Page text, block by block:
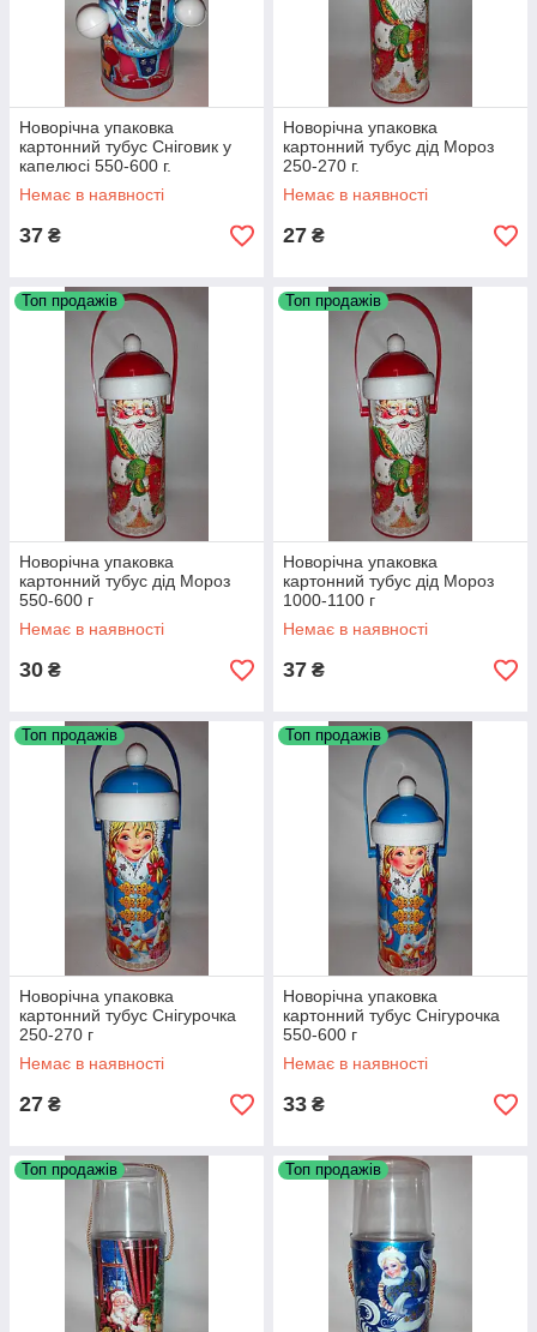
Новорічна упаковка
картонний тубус Сніговик у
капелюсі 550-600 г.
Немає в наявності
37 ₴
Новорічна упаковка
картонний тубус дід Мороз
250-270 г.
Немає в наявності
27 ₴
Топ продажів
Новорічна упаковка
картонний тубус дід Мороз
550-600 г
Немає в наявності
30 ₴
Топ продажів
Новорічна упаковка
картонний тубус дід Мороз
1000-1100 г
Немає в наявності
37 ₴
Топ продажів
Новорічна упаковка
картонний тубус Снігурочка
250-270 г
Немає в наявності
27 ₴
Топ продажів
Новорічна упаковка
картонний тубус Снігурочка
550-600 г
Немає в наявності
33 ₴
Топ продажів Топ продажів